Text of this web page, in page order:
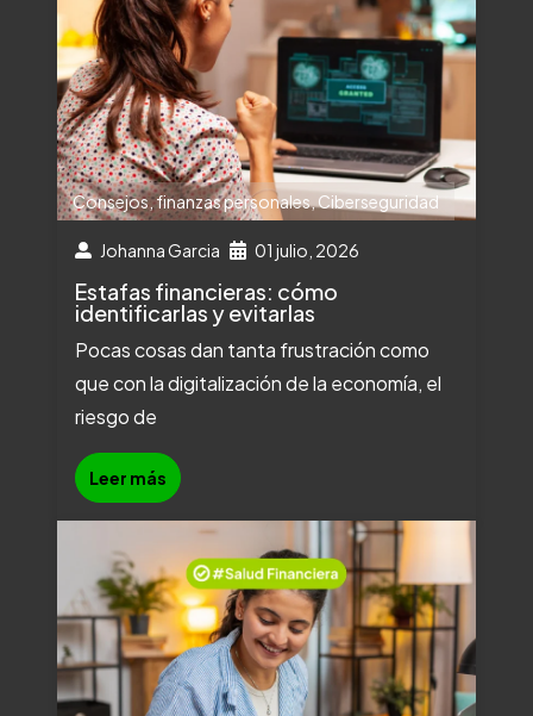
Consejos,finanzas personales,Ciberseguridad
Johanna Garcia 01 julio, 2026
Estafas financieras: cómo
identificarlas y evitarlas
Pocas cosas dan tanta frustración como
que con la digitalización de la economía, el
riesgo de
Leer más